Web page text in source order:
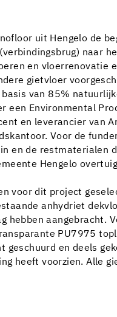
uit Hengelo de
naar
en vloerrenovatie
gietvloer
van 85%
een Environmental
en leverancier van
Voor de
en de restmaterialen
Hengelo
voor dit project
anhydriet
hebben aangebracht.
PU7975
geschuurd en deels
heeft voorzien. Alle